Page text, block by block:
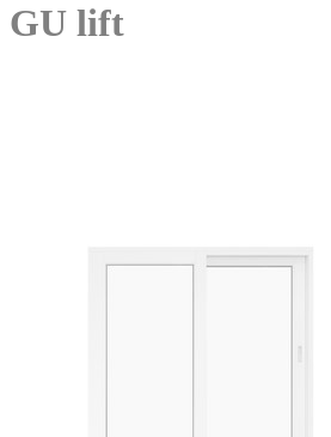
GU lift